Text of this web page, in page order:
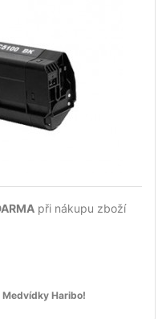
při nákupu zboží
Medvídky Haribo!